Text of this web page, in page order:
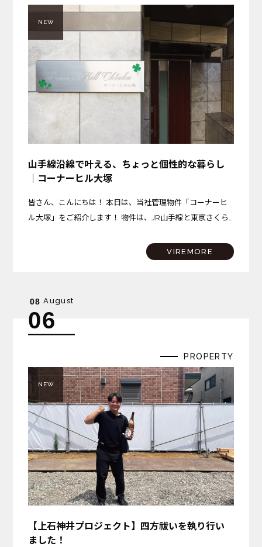
NEW
山手線沿線で叶える、ちょっと個性的な暮らし
｜コーナーヒル大塚
皆さん、こんにちは！ 本日は、当社管理物件「コーナーヒ
ル大塚」をご紹介します！ 物件は、JR山手線と東京さくら
位置しています。 大塚駅には商業施設「アトレヴィ大塚」
VIREMORE
08 August
06
PROPERTY
NEW
【上石神井プロジェクト】四方祓いを執り行い
ました！